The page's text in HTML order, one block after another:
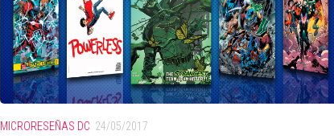
MICRORESEÑAS DC 24/05/2017